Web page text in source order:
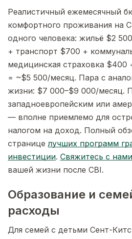
Реалистичный ежемесячный
комфортного проживания на
одного человека: жильё $2
+ транспорт $700 +
медицинская страховка $400
= ~$5 500/месяц. Пара с
жизни: $7 000–$9 000/месяц.
западноевропейским или
— вполне приемлемо для
налогом на доход. Полный
страницелучших программ
инвестиции. Свяжитесь с нами
вашей жизни после CBI.
Образование и
расходы
Для семей с детьми Сент-Китс